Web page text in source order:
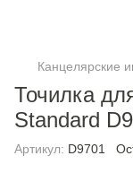
Канцелярские
Точилка
Standard
Артикул: D9701